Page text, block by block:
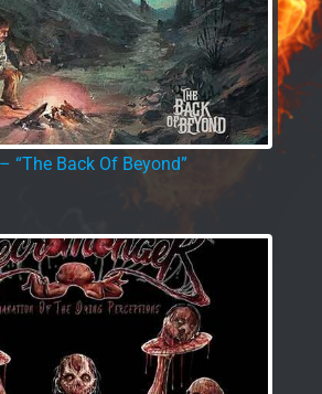
– “The Back Of Beyond”